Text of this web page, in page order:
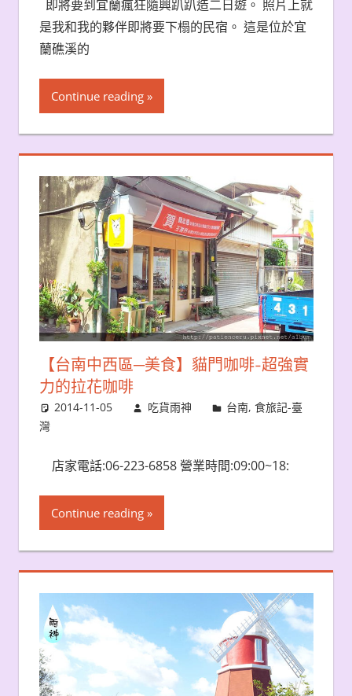
即將要到宜蘭瘋狂隨興趴趴造二日遊。 照片上就
是我和我的夥伴即將要下榻的民宿。 這是位於宜
蘭礁溪的
Continue reading
【台南中西區─美食】貓門咖啡-超強實
力的拉花咖啡
2014-11-05 吃貨雨神 台南,食旅記-臺
灣
店家電話:06-223-6858 營業時間:09:00~18:
Continue reading